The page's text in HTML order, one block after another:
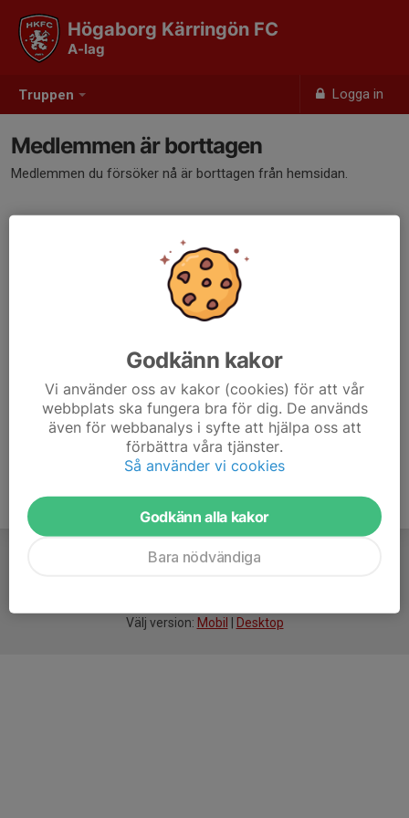
Truppen Logga in
Högaborg Kärringön FC
A-lag
Medlemmen är borttagen
Medlemmen du försöker nå är borttagen från hemsidan.
Välj version: Mobil Desktop
Godkänn kakor
Vi använder oss av kakor (cookies) för att vår
webbplats ska fungera bra för dig. De används
även för webbanalys i syfte att hjälpa oss att
förbättra våra tjänster.
Så använder vi cookies
Godkänn alla kakor
Bara nödvändiga